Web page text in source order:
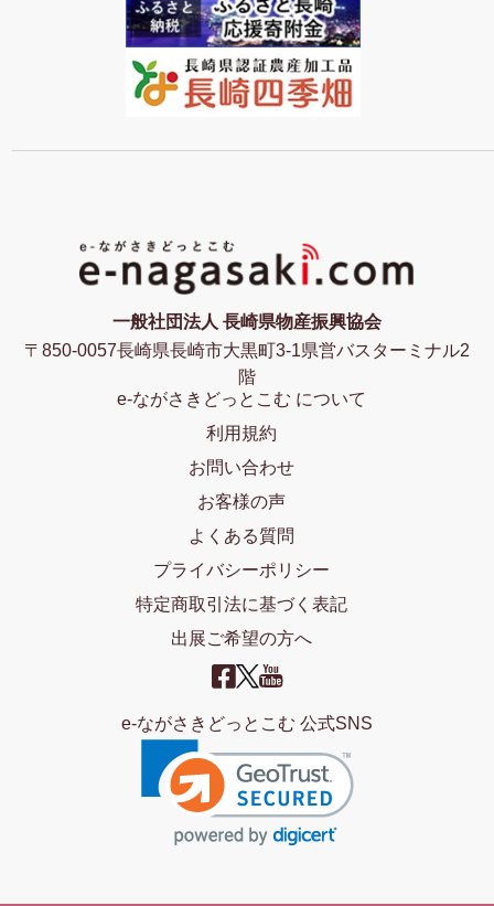
一般社団法人 長崎県物産振興協会
〒850-0057長崎県長崎市大黒町3-1県営バスターミナル2
階
e-ながさきどっとこむ について
利用規約
お問い合わせ
お客様の声
よくある質問
プライバシーポリシー
特定商取引法に基づく表記
出展ご希望の方へ
e-ながさきどっとこむ 公式SNS